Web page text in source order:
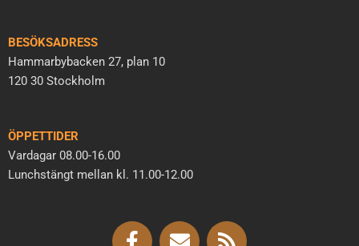
BESÖKSADRESS
Hammarbybacken 27, plan 10
120 30 Stockholm
ÖPPETTIDER
Vardagar 08.00-16.00
Lunchstängt mellan kl. 11.00-12.00
F
E
R